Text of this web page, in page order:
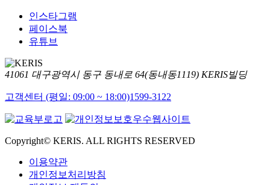
인스타그램
페이스북
유튜브
41061 대구광역시 동구 동내로 64(동내동1119) KERIS빌딩
고객센터 (평일: 09:00 ~ 18:00)1599-3122
Copyright© KERIS. ALL RIGHTS RESERVED
이용약관
개인정보처리방침